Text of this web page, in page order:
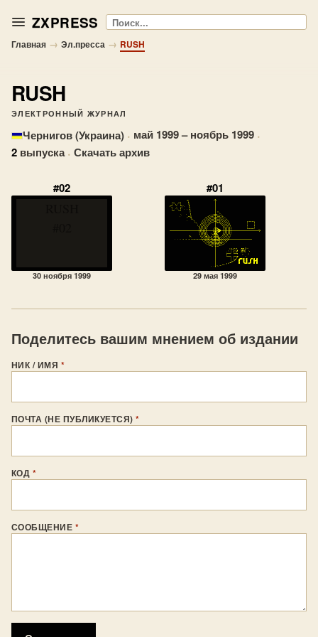
ZXPRESS Поиск
Главная → Эл.пресса → RUSH
RUSH
ЭЛЕКТРОННЫЙ ЖУРНАЛ
Чернигов (Украина) · май 1999 – ноябрь 1999 ·
2 выпуска · Скачать архив
#02
30 ноября 1999
#01
29 мая 1999
Поделитесь вашим мнением об издании
НИК / ИМЯ *
ПОЧТА (НЕ ПУБЛИКУЕТСЯ)*
КОД *
СООБЩЕНИЕ *